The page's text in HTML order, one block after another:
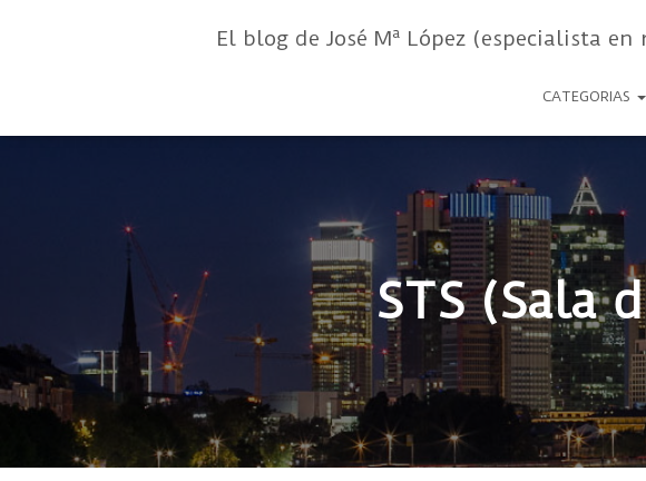
El blog de José Mª López (especialista
CATEGORIAS
STS (Sala